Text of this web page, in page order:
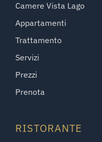
Camere Vista Lago
Appartamenti
Trattamento
Servizi
Prezzi
Prenota
RISTORANTE